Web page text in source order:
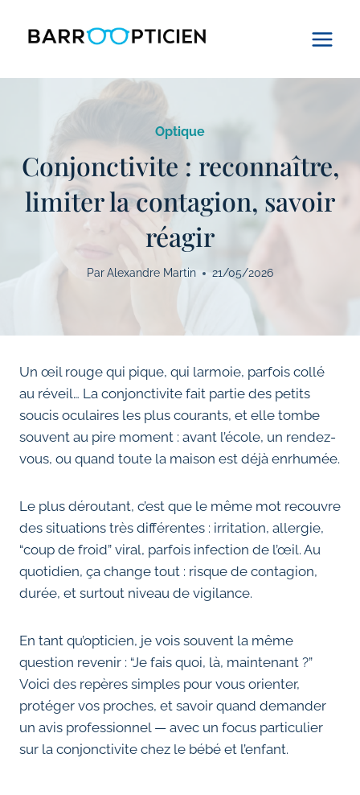
Optique
Conjonctivite : reconnaître,
limiter la contagion, savoir
réagir
ParAlexandre Martin 21/05/2026
Un œil rouge qui pique, qui larmoie, parfois collé
au réveil… La conjonctivite fait partie des petits
soucis oculaires les plus courants, et elle tombe
souvent au pire moment : avant l’école, un rendez-
vous, ou quand toute la maison est déjà enrhumée.
Le plus déroutant, c’est que le même mot recouvre
des situations très différentes : irritation, allergie,
“coup de froid” viral, parfois infection de l’œil. Au
quotidien, ça change tout : risque de contagion,
durée, et surtout niveau de vigilance.
En tant qu’opticien, je vois souvent la même
question revenir : “Je fais quoi, là, maintenant ?”
Voici des repères simples pour vous orienter,
protéger vos proches, et savoir quand demander
un avis professionnel — avec un focus particulier
sur la conjonctivite chez le bébé et l’enfant.